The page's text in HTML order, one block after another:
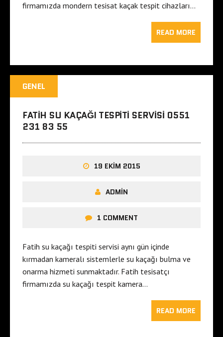
firmamızda mondern tesisat kaçak tespit cihazları…
READ MORE
GENEL
FATIH SU KAÇAĞI TESPITI SERVISI 0551
231 83 55
19 EKIM 2015
ADMIN
1 COMMENT
Fatih su kaçağı tespiti servisi aynı gün içinde
kırmadan kameralı sistemlerle su kaçağı bulma ve
onarma hizmeti sunmaktadır. Fatih tesisatçı
firmamızda su kaçağı tespit kamera…
READ MORE